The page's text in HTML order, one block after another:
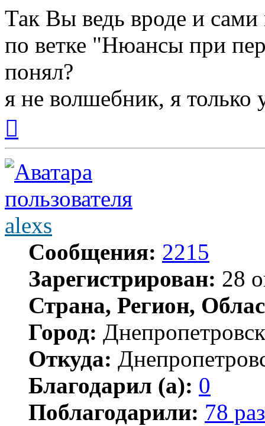
Так Вы ведь вроде и сами
по ветке "Нюансы при
понял?
я не волшебник, я только
началу
alexs
Сообщения: 2215
Зарегистрирован: 28
Страна, Регион,
Город: Днепропетровск
Откуда:
Благодарил (а): 0
Поблагодарили: 78 раз